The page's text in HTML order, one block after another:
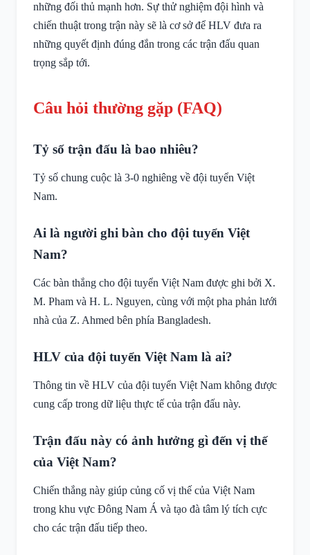
những đối thủ mạnh hơn. Sự thử nghiệm đội hình và
chiến thuật trong trận này sẽ là cơ sở để HLV đưa ra
những quyết định đúng đắn trong các trận đấu quan
trọng sắp tới.
Câu hỏi thường gặp (FAQ)
Tỷ số trận đấu là bao nhiêu?
Tỷ số chung cuộc là 3-0 nghiêng về đội tuyển Việt
Nam.
Ai là người ghi bàn cho đội tuyển Việt
Nam?
Các bàn thắng cho đội tuyển Việt Nam được ghi bởi X.
M. Pham và H. L. Nguyen, cùng với một pha phản lưới
nhà của Z. Ahmed bên phía Bangladesh.
HLV của đội tuyển Việt Nam là ai?
Thông tin về HLV của đội tuyển Việt Nam không được
cung cấp trong dữ liệu thực tế của trận đấu này.
Trận đấu này có ảnh hưởng gì đến vị thế
của Việt Nam?
Chiến thắng này giúp củng cố vị thế của Việt Nam
trong khu vực Đông Nam Á và tạo đà tâm lý tích cực
cho các trận đấu tiếp theo.